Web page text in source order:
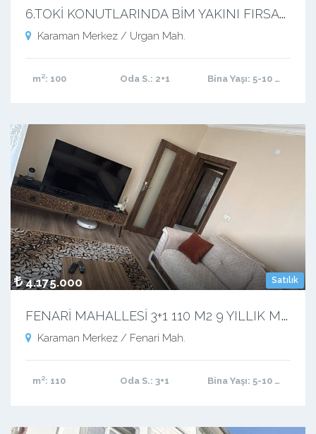
6
.TOKİ KONUTLARINDA BİM YAKINI FIRSAT DAİRE 2+1
Karaman Merkez / Urgan Mah.
m²: 100 Oda S.: 2+1 Bina Yaşı: 5-10 arası
Satılık
4.175.000
F
ENARİ MAHALLESİ 3+1 110 M2 9 YILLIK MASRAFSIZ YATIRIMLIK KIRACILI DAİRE
Karaman Merkez / Fenari Mah.
m²: 110 Oda S.: 3+1 Bina Yaşı: 5-10 arası